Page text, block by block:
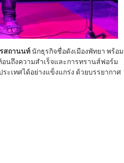
สถานนท์นักธุรกิจชื่อดังเมืองพัทยา พร้อม
นถึงความสำเร็จและการทรานส์ฟอร์ม
เทศได้อย่างแข็งแกร่ง ด้วยบรรยากาศ